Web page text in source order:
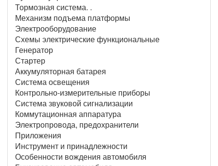
Тормозная система. .
Механизм подъема платформы
Электрооборудование
Схемы электрические функциональные
Генератор
Стартер
Аккумуляторная батарея
Система освещения
Контрольно-измерительные приборы
Система звуковой сигнализации
Коммутационная аппаратура
Электропровода, предохранители
Приложения
Инструмент и принадлежности
Особенности вождения автомобиля